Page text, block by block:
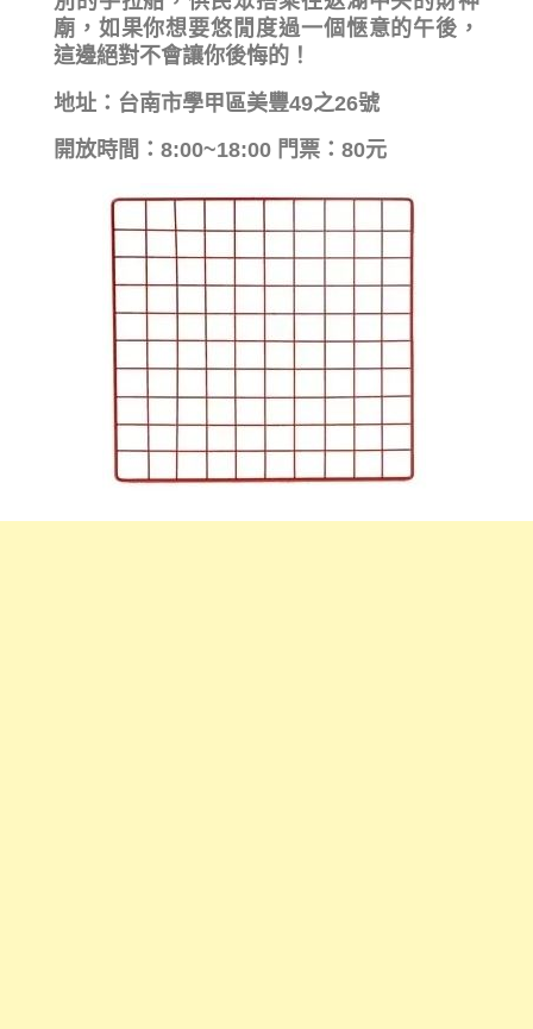
廟，如果你想要悠閒度過一個愜意的午後，
這邊絕對不會讓你後悔的！
地址：台南市學甲區美豐49之26號
開放時間：8:00~18:00 門票：80元